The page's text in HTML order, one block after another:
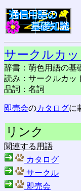
サークルカッ
辞書：萌色用語の基
読み：サークルカッ
品詞：名詞
即売会のカタログに
リンク
関連する用語
カタログ
サークル
即売会